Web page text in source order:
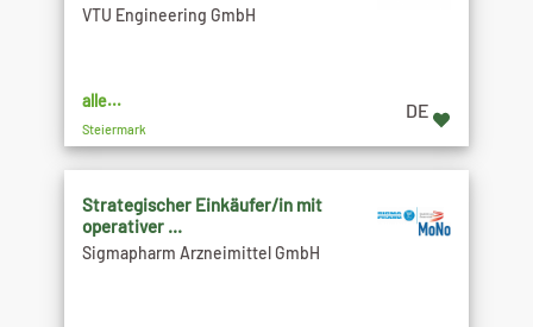
VTU Engineering GmbH
alle...
Steiermark
DE
Strategischer Einkäufer/in mit
operativer ...
Sigmapharm Arzneimittel GmbH